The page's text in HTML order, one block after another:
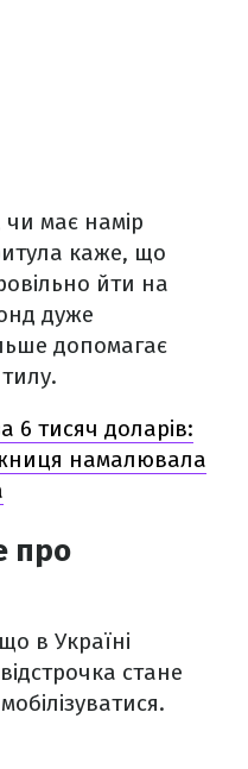
чи має намір
каже, що
йти на
дуже
допомагає
6 тисяч доларів:
намалювала
про
в Україні
стане